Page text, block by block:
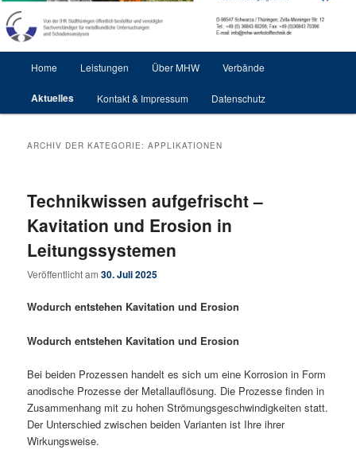
Home Leistungen Über MHW Verbände
Aktuelles Kontakt & Impressum Datenschutz
ARCHIV DER KATEGORIE:APPLIKATIONEN
Technikwissen aufgefrischt –
Kavitation und Erosion in
Leitungssystemen
Veröffentlicht am30. Juli 2025
Wodurch entstehen Kavitation und Erosion
Wodurch entstehen Kavitation und Erosion
Bei beiden Prozessen handelt es sich um eine Korrosion in Form
anodische Prozesse der Metallauflösung. Die Prozesse finden in
Zusammenhang mit zu hohen Strömungsgeschwindigkeiten statt.
Der Unterschied zwischen beiden Varianten ist Ihre ihrer
Wirkungsweise.